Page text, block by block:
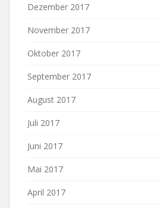
Dezember 2017
November 2017
Oktober 2017
September 2017
August 2017
Juli 2017
Juni 2017
Mai 2017
April 2017